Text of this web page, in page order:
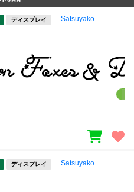
ディスプレイ Satsuyako
ディスプレイ Satsuyako